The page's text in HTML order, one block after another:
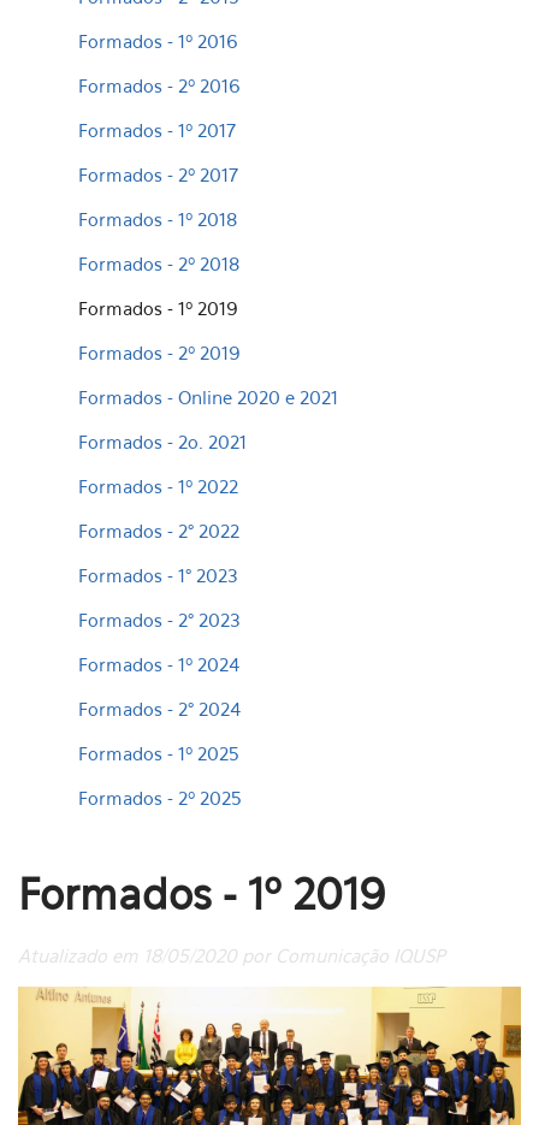
Formados - 1º 2016
Formados - 2º 2016
Formados - 1º 2017
Formados - 2º 2017
Formados - 1º 2018
Formados - 2º 2018
Formados - 1º 2019
Formados - 2º 2019
Formados - Online 2020 e 2021
Formados - 2o. 2021
Formados - 1º 2022
Formados - 2° 2022
Formados - 1° 2023
Formados - 2° 2023
Formados - 1º 2024
Formados - 2° 2024
Formados - 1º 2025
Formados - 2º 2025
Formados - 1º 2019
Atualizado em 18/05/2020 por Comunicação IQUSP